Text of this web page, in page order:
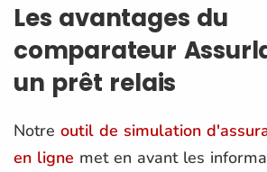
Les avantages du
comparateur
un prêt relais
Notre outil de simulation
en ligne met en avant les